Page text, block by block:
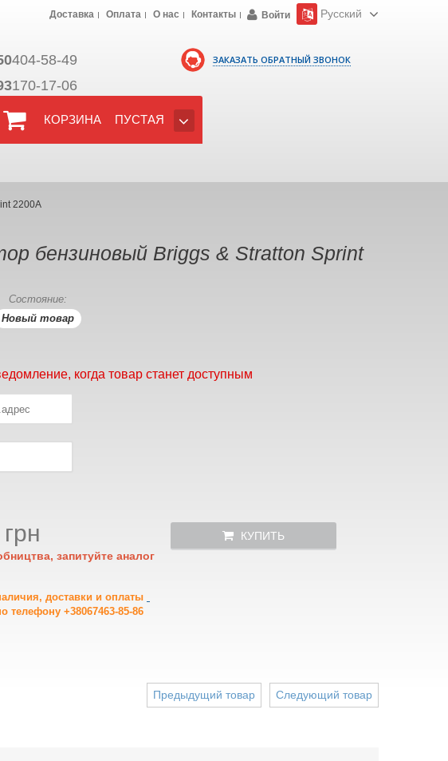
ЗАКАЗАТЬ ОБРАТНЫЙ ЗВОНОК
404-58-49
170-17-06
Доставка Оплата О нас Контакты Войти Русский
КОРЗИНА ПУСТАЯ
2200A
бензиновый Briggs & Stratton Sprint
Состояние:
Новый товар
когда товар станет доступным
запитуйте аналог
КУПИТЬ
доставки и оплаты
телефону +38067463-85-86
Следующий товар
Предыдущий товар